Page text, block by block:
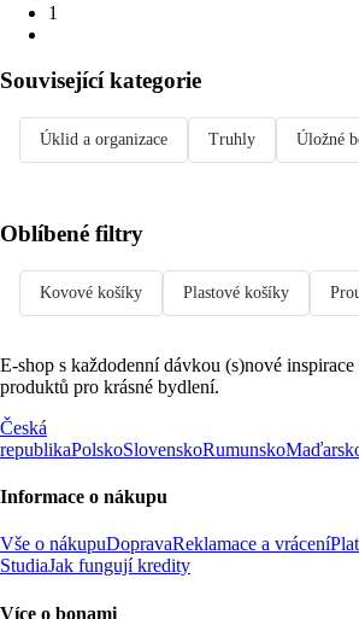
1
Související kategorie
Úklid a organizace Truhly Úložné
Oblíbené filtry
Kovové košíky Plastové košíky
E-shop s každodenní dávkou (s)nové
produktů pro krásné bydlení.
Česká
republikaPolskoSlovenskoRumunsko
Informace o nákupu
Vše o nákupuDopravaReklamace a vrácení
StudiaJak fungují kredity
Více o bonami